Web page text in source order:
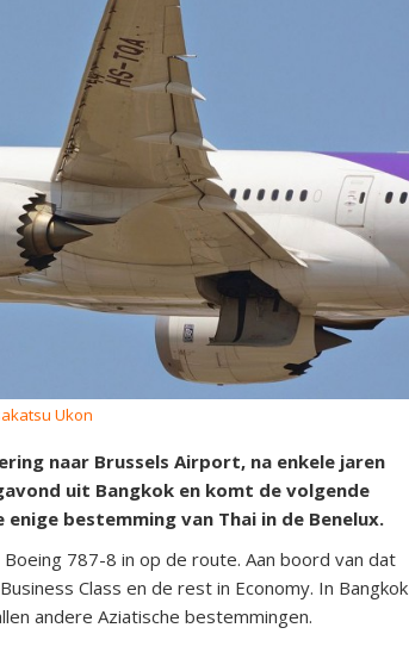
Ukon
naar Brussels Airport, na enkele jaren
uit Bangkok en komt de volgende
bestemming van Thai in de Benelux.
787-8 in op de route. Aan boord van dat
Class en de rest in Economy. In Bangkok
andere Aziatische bestemmingen.